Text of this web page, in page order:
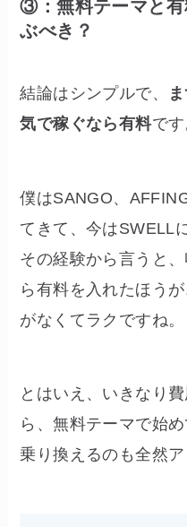
③：無料テーマと有
ぶべき？
結論はシンプルで、
気で稼ぐなら有料です
僕はSANGO、
てきて、今はSWELL
その経験から言うと
ら有料を入れたほう
がなくてラクですね。
とはいえ、いきなり
ら、無料テーマで始
乗り換えるのも全然ア